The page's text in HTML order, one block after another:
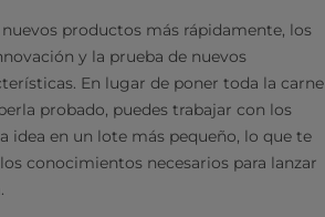
productos más rápidamente, los
y la prueba de nuevos
En lugar de poner toda la carne
probado, puedes trabajar con los
idea en un lote más pequeño, lo que te
conocimientos necesarios para lanzar